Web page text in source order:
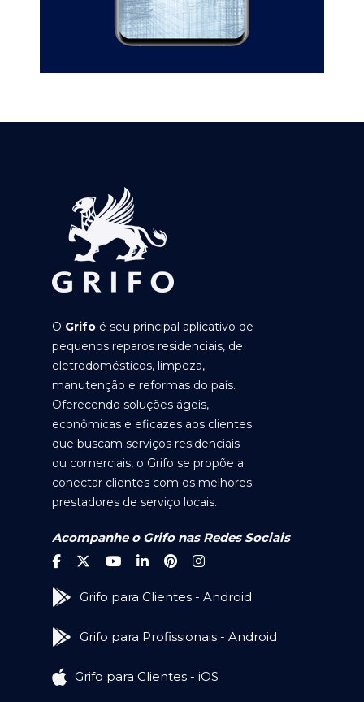
O Grifo é seu principal aplicativo de
pequenos reparos residenciais, de
eletrodomésticos, limpeza,
manutenção e reformas do país.
Oferecendo soluções ágeis,
econômicas e eficazes aos clientes
que buscam serviços residenciais
ou comerciais, o Grifo se propõe a
conectar clientes com os melhores
prestadores de serviço locais.
Acompanhe o Grifo nas Redes Sociais
Grifo para Clientes - Android
Grifo para Profissionais - Android
Grifo para Clientes - iOS